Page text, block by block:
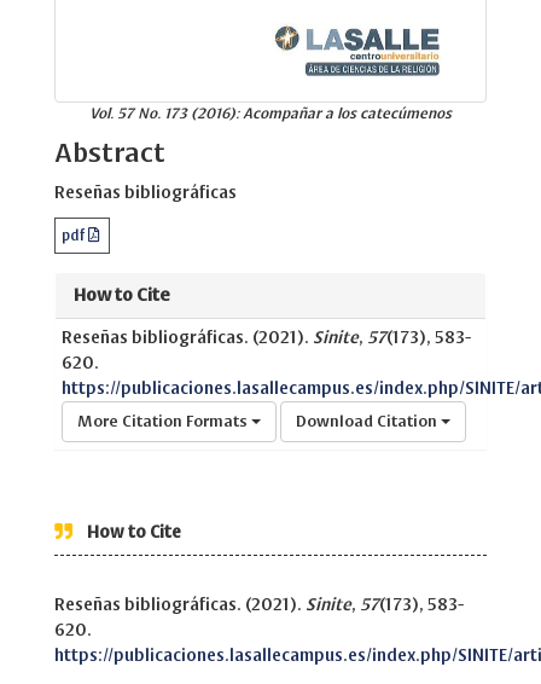
Vol. 57 No. 173 (2016): Acompañar a los catecúmenos
Abstract
Reseñas bibliográficas
pdf
How to Cite
Reseñas bibliográficas. (2021). Sinite, 57(173), 583-
620.
https://publicaciones.lasallecampus.es/index.php/SINITE/
More Citation Formats Download Citation
How to Cite
Reseñas bibliográficas. (2021). Sinite, 57(173), 583-
620.
https://publicaciones.lasallecampus.es/index.php/SINITE/